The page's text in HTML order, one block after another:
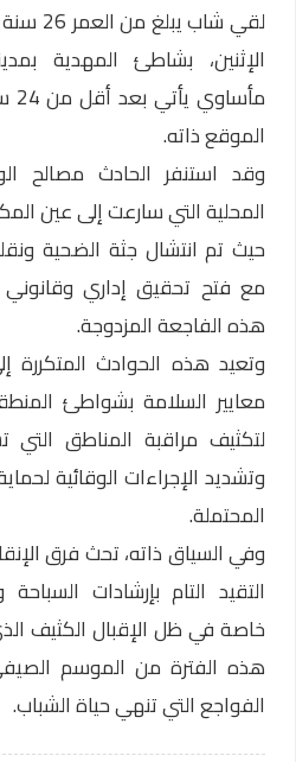
لقي
الإثنين، بشاطئ المهدية
الموقع ذاته.
وقد استنفر الحادث مصالح
المحلية التي سارعت إلى عين
حيث تم انتشال جثة الضحية
مع فتح تحقيق إداري
هذه الفاجعة المزدوجة.
وتعيد هذه الحوادث المتكررة
معايير السلامة بشواطئ
لتكثيف مراقبة المناطق التي
وتشديد الإجراءات الوقائية
المحتملة.
وفي السياق ذاته، تحث فرق
التقيد التام بإرشادات السباحة
خاصة في ظل الإقبال الكثيف
هذه الفترة من الموسم
الفواجع التي تنهي حياة الشباب.